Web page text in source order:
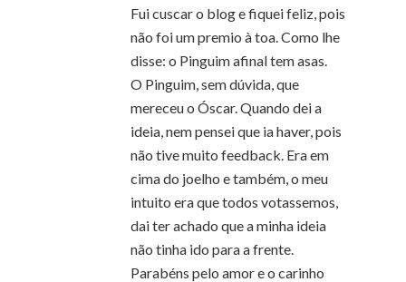
Fui cuscar o blog e fiquei feliz, pois
não foi um premio à toa. Como lhe
disse: o Pinguim afinal tem asas.
O Pinguim, sem dúvida, que
mereceu o Óscar. Quando dei a
ideia, nem pensei que ia haver, pois
não tive muito feedback. Era em
cima do joelho e também, o meu
intuito era que todos votassemos,
dai ter achado que a minha ideia
não tinha ido para a frente.
Parabéns pelo amor e o carinho